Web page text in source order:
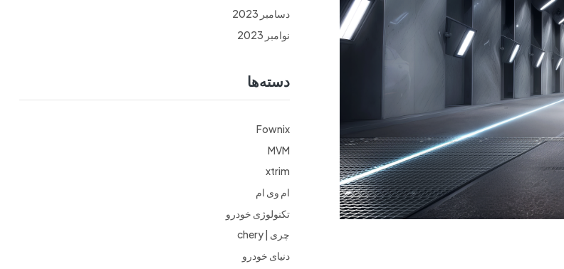
دسامبر 2023
نوامبر 2023
دسته‌ها
Fownix
MVM
xtrim
ام وی ام
تکنولوژی خودرو
چری | chery
دنیای خودرو